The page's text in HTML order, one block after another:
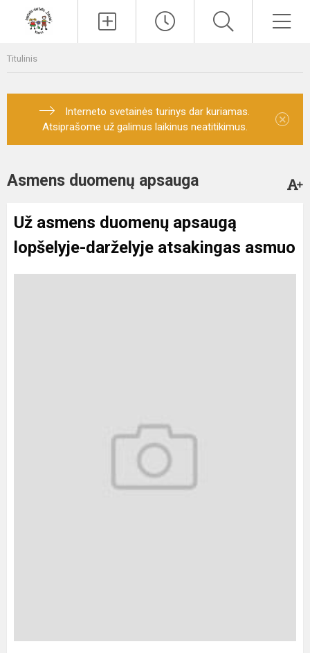
Titulinis
Interneto svetainės turinys dar kuriamas.
Atsiprašome už galimus laikinus neatitikimus.
×
Asmens duomenų apsauga
Už asmens duomenų apsaugą
lopšelyje-darželyje atsakingas asmuo